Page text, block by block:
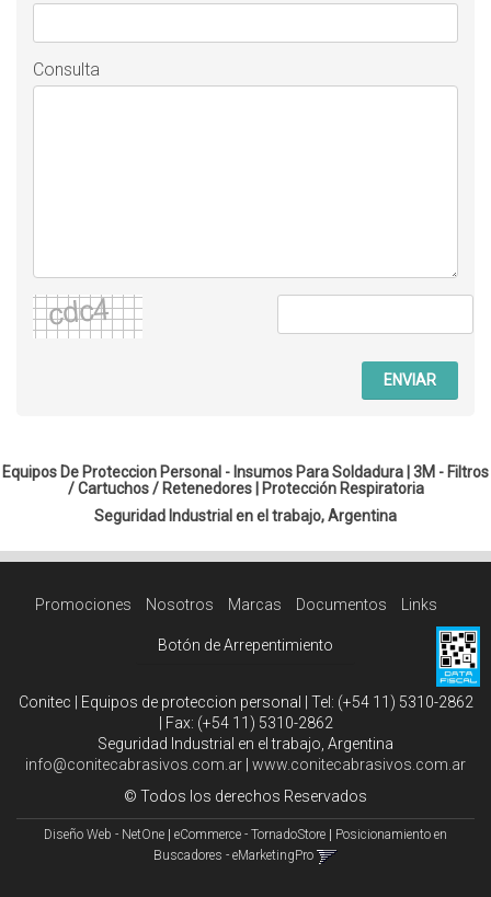
Consulta
ENVIAR
Equipos De Proteccion Personal - Insumos Para Soldadura | 3M - Filtros
/ Cartuchos / Retenedores|
Protección Respiratoria
Seguridad Industrial en el trabajo, Argentina
Promociones Nosotros Marcas Documentos Links
Botón de Arrepentimiento
Conitec | Equipos de proteccion personal | Tel: (+54 11) 5310-2862
| Fax: (+54 11) 5310-2862
Seguridad Industrial en el trabajo, Argentina
info@conitecabrasivos.com.ar www.conitecabrasivos.com.ar
© Todos los derechos Reservados
Diseño Web - NetOne eCommerce - TornadoStore
Posicionamiento en
Buscadores - eMarketingPro